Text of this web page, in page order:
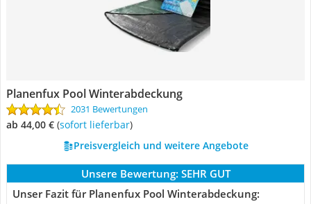
Planenfux Pool Winterabdeckung
2031 Bewertungen
ab 44,00 € ( Sofort lieferbar)
Preisvergleich und weitere Angebote
Unsere Bewertung: SEHR GUT
Unser Fazit für Planenfux Pool Winterabdeckung: